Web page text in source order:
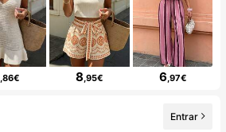
,86€ 8,95€ 6,97€
Entrar